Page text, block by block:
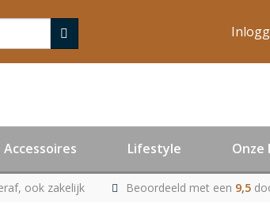
Accessoires Lifestyle Onze
ook zakelijk Beoordeeld met een 9,5